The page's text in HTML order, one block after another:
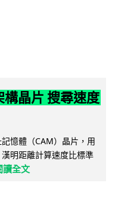
晶片 搜尋速度
憶體（CAM）晶片，用
明距離計算速度比標準
讀全文